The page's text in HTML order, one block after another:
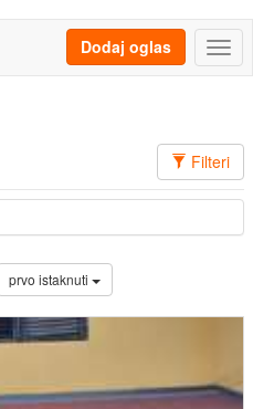
Dodaj oglas
Filteri
prvo istaknuti